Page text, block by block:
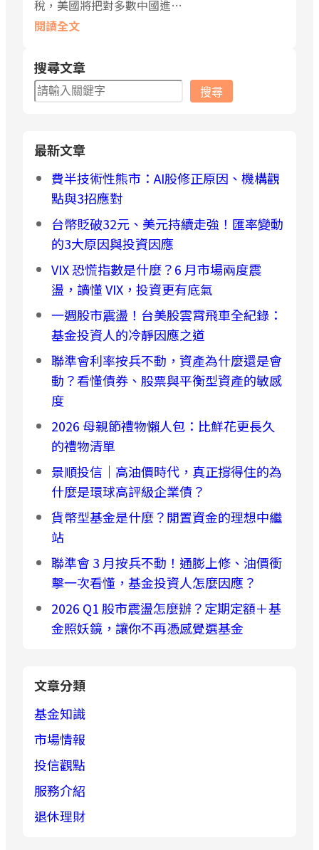
稅，美國將把對多數中國進…
閱讀全文
搜尋文章
搜
尋
搜尋
最新文章
費半技術性熊市：AI股修正原因、機構觀
點與3招應對
台幣貶破32元、美元持續走強！匯率變動
的3大原因與投資因應
VIX 恐慌指數是什麼？6 月市場兩度震
盪，讀懂 VIX，投資更有底氣
一週股市震盪！台美股雲霄飛車全紀錄：
基金投資人的冷靜因應之道
聯準會利率按兵不動，資產為什麼還是會
動？看懂債券、股票與平衡型資產的敏感
度
2026 母親節禮物懶人包：比鮮花更長久
的禮物清單
景順投信｜高油價時代，真正撐得住的為
什麼是環球高評級企業債？
貨幣型基金是什麼？閒置資金的理想中繼
站
聯準會 3 月按兵不動！通膨上修、油價衝
擊一次看懂，基金投資人怎麼因應？
2026 Q1 股市震盪怎麼辦？定期定額＋基
金照妖鏡，讓你不再憑感覺選基金
文章分類
基金知識
市場情報
投信觀點
服務介紹
退休理財